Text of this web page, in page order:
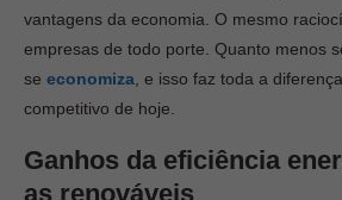
vantagens da economia. O mesmo
empresas de todo porte. Quanto menos
se economiza , e isso faz toda a
competitivo de hoje.
Ganhos da eficiência
as renováveis